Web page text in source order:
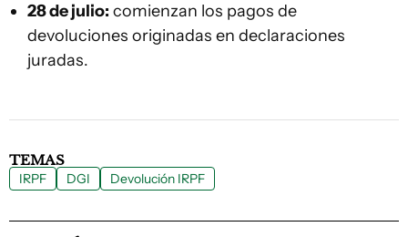
28 de julio: comienzan los pagos de
devoluciones originadas en declaraciones
juradas.
TEMAS
IRPF DGI Devolución IRPF